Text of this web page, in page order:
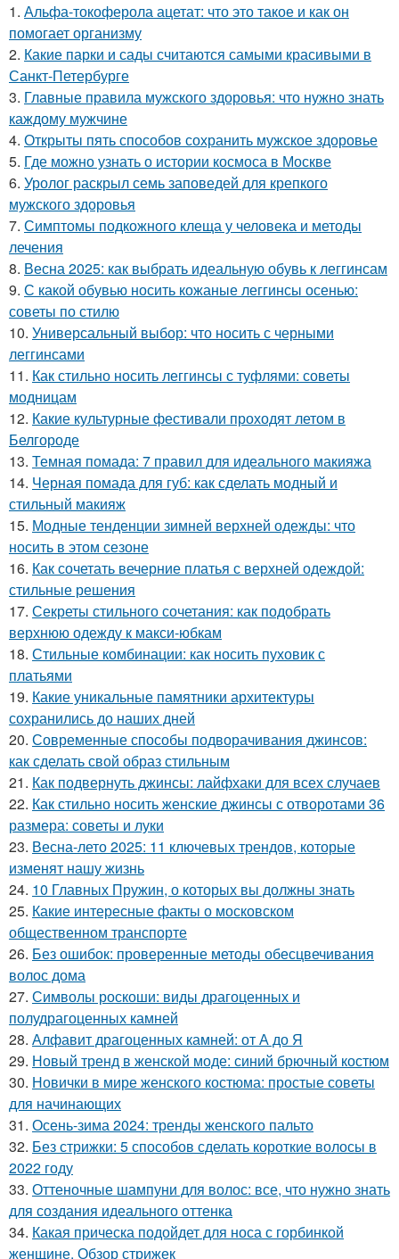
1. Альфа-токоферола ацетат: что это такое и как он
помогает организму
2. Какие парки и сады считаются самыми красивыми в
Санкт-Петербурге
3. Главные правила мужского здоровья: что нужно знать
каждому мужчине
4. Открыты пять способов сохранить мужское здоровье
5. Где можно узнать о истории космоса в Москве
6. Уролог раскрыл семь заповедей для крепкого
мужского здоровья
7. Симптомы подкожного клеща у человека и методы
лечения
8. Весна 2025: как выбрать идеальную обувь к леггинсам
9. С какой обувью носить кожаные леггинсы осенью:
советы по стилю
10. Универсальный выбор: что носить с черными
леггинсами
11. Как стильно носить леггинсы с туфлями: советы
модницам
12. Какие культурные фестивали проходят летом в
Белгороде
13. Темная помада: 7 правил для идеального макияжа
14. Черная помада для губ: как сделать модный и
стильный макияж
15. Модные тенденции зимней верхней одежды: что
носить в этом сезоне
16. Как сочетать вечерние платья с верхней одеждой:
стильные решения
17. Секреты стильного сочетания: как подобрать
верхнюю одежду к макси-юбкам
18. Стильные комбинации: как носить пуховик с
платьями
19. Какие уникальные памятники архитектуры
сохранились до наших дней
20. Современные способы подворачивания джинсов:
как сделать свой образ стильным
21. Как подвернуть джинсы: лайфхаки для всех случаев
22. Как стильно носить женские джинсы с отворотами 36
размера: советы и луки
23. Весна-лето 2025: 11 ключевых трендов, которые
изменят нашу жизнь
24. 10 Главных Пружин, о которых вы должны знать
25. Какие интересные факты о московском
общественном транспорте
26. Без ошибок: проверенные методы обесцвечивания
волос дома
27. Символы роскоши: виды драгоценных и
полудрагоценных камней
28. Алфавит драгоценных камней: от А до Я
29. Новый тренд в женской моде: синий брючный костюм
30. Новички в мире женского костюма: простые советы
для начинающих
31. Осень-зима 2024: тренды женского пальто
32. Без стрижки: 5 способов сделать короткие волосы в
2022 году
33. Оттеночные шампуни для волос: все, что нужно знать
для создания идеального оттенка
34. Какая прическа подойдет для носа с горбинкой
женщине. Обзор стрижек